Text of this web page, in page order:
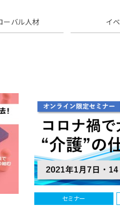
ーバル人材 イ
セミナー